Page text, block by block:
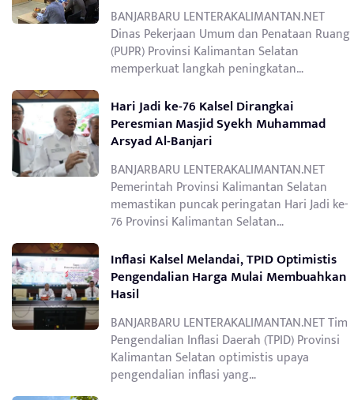
BANJARBARU LENTERAKALIMANTAN.NET
Dinas Pekerjaan Umum dan Penataan Ruang
(PUPR) Provinsi Kalimantan Selatan
memperkuat langkah peningkatan…
Hari Jadi ke-76 Kalsel Dirangkai
Peresmian Masjid Syekh Muhammad
Arsyad Al-Banjari
BANJARBARU LENTERAKALIMANTAN.NET
Pemerintah Provinsi Kalimantan Selatan
memastikan puncak peringatan Hari Jadi ke-
76 Provinsi Kalimantan Selatan…
Inflasi Kalsel Melandai, TPID Optimistis
Pengendalian Harga Mulai Membuahkan
Hasil
BANJARBARU LENTERAKALIMANTAN.NET Tim
Pengendalian Inflasi Daerah (TPID) Provinsi
Kalimantan Selatan optimistis upaya
pengendalian inflasi yang…